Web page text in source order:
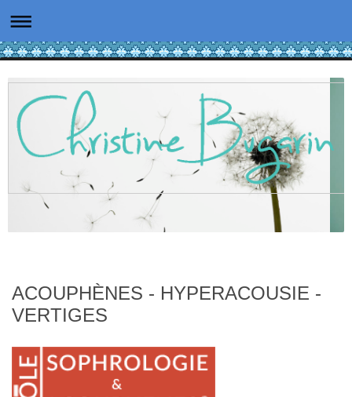
ACOUPHÈNES - HYPERACOUSIE -
VERTIGES